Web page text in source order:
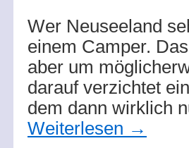
Wer Neuseeland
einem Camper.
aber um
darauf verzichtet
dem dann wirklich
Weiterlesen →